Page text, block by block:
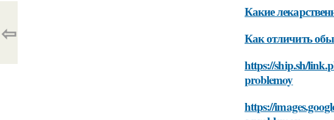
Какие
Как отличить
https://ship.sh/
problemoy
https://
⇦